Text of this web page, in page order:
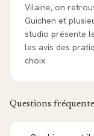
Vilaine, on
Guichen et
studio présente
les avis des
choix.
Questions